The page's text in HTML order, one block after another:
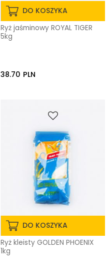
DO KOSZYKA
Ryż jaśminowy ROYAL TIGER
5kg
38.70 PLN
DO KOSZYKA
Ryż kleisty GOLDEN PHOENIX
1kg